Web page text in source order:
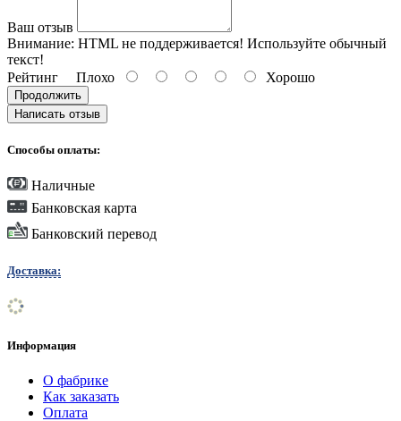
Ваш отзыв
Внимание: HTML не поддерживается! Используйте обычный
текст!
Рейтинг Плохо Хорошо
Продолжить
Написать отзыв
Способы оплаты:
Наличные
Банковская карта
Банковский перевод
Доставка:
Информация
О фабрике
Как заказать
Оплата